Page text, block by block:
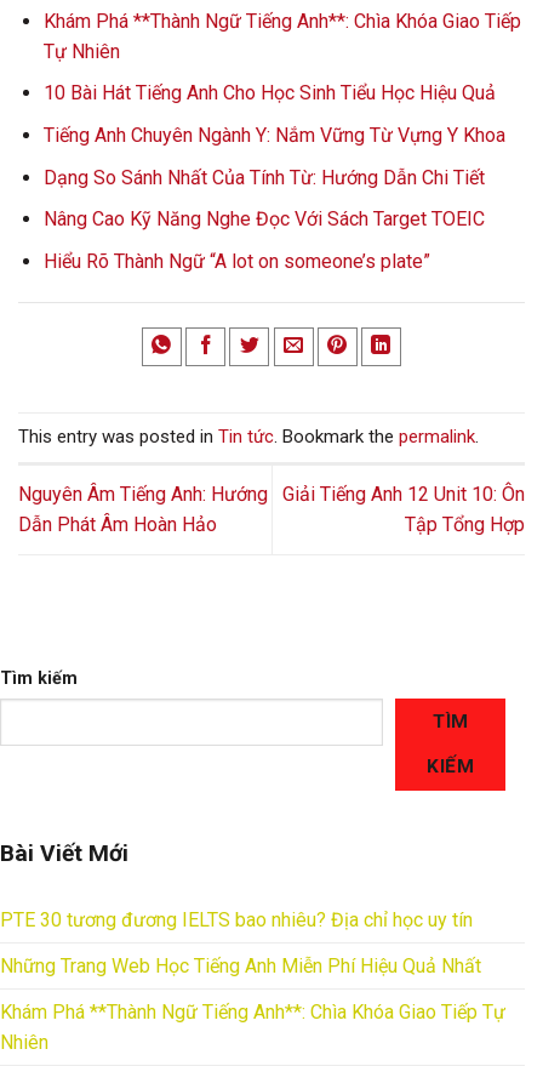
Khám Phá **Thành Ngữ Tiếng Anh**: Chìa Khóa Giao Tiếp
Tự Nhiên
10 Bài Hát Tiếng Anh Cho Học Sinh Tiểu Học Hiệu Quả
Tiếng Anh Chuyên Ngành Y: Nắm Vững Từ Vựng Y Khoa
Dạng So Sánh Nhất Của Tính Từ: Hướng Dẫn Chi Tiết
Nâng Cao Kỹ Năng Nghe Đọc Với Sách Target TOEIC
Hiểu Rõ Thành Ngữ “A lot on someone’s plate”
This entry was posted in Tin tức. Bookmark the permalink.
Nguyên Âm Tiếng Anh: Hướng
Dẫn Phát Âm Hoàn Hảo
Giải Tiếng Anh 12 Unit 10: Ôn
Tập Tổng Hợp
Tìm kiếm
TÌM
KIẾM
Bài Viết Mới
PTE 30 tương đương IELTS bao nhiêu? Địa chỉ học uy tín
Những Trang Web Học Tiếng Anh Miễn Phí Hiệu Quả Nhất
Khám Phá **Thành Ngữ Tiếng Anh**: Chìa Khóa Giao Tiếp Tự
Nhiên